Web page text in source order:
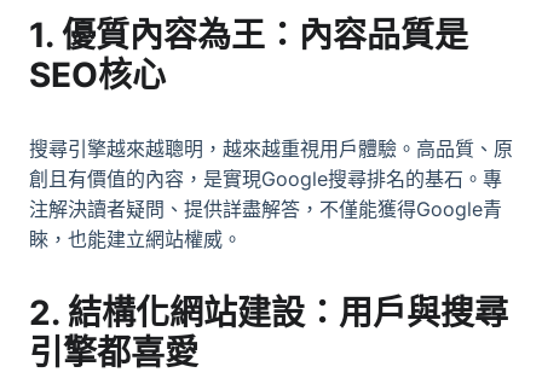
1. 優質內容為王：內容品質是
SEO核心
搜尋引擎越來越聰明，越來越重視用戶體驗。高品質、原
創且有價值的內容，是實現Google搜尋排名的基石。專
注解決讀者疑問、提供詳盡解答，不僅能獲得Google青
睞，也能建立網站權威。
2. 結構化網站建設：用戶與搜尋
引擎都喜愛